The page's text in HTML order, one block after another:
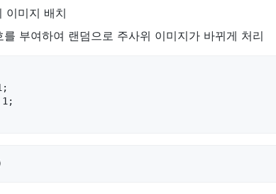
이미지 배치
부여하여 랜덤으로 주사위 이미지가 바뀌게 처리